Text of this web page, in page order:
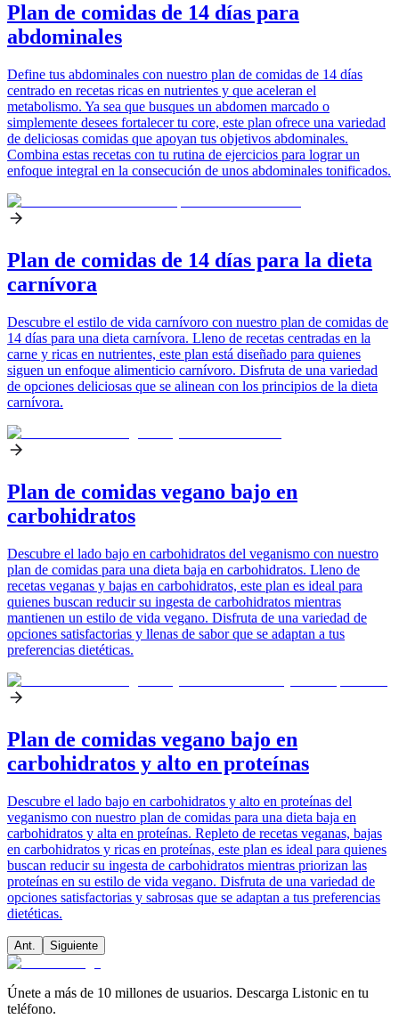
Plan de comidas de 14 días para
abdominales
Define tus abdominales con nuestro plan de comidas de 14 días
centrado en recetas ricas en nutrientes y que aceleran el
metabolismo. Ya sea que busques un abdomen marcado o
simplemente desees fortalecer tu core, este plan ofrece una variedad
de deliciosas comidas que apoyan tus objetivos abdominales.
Combina estas recetas con tu rutina de ejercicios para lograr un
enfoque integral en la consecución de unos abdominales tonificados.
Plan de comidas de 14 días para la dieta
carnívora
Descubre el estilo de vida carnívoro con nuestro plan de comidas de
14 días para una dieta carnívora. Lleno de recetas centradas en la
carne y ricas en nutrientes, este plan está diseñado para quienes
siguen un enfoque alimenticio carnívoro. Disfruta de una variedad
de opciones deliciosas que se alinean con los principios de la dieta
carnívora.
Plan de comidas vegano bajo en
carbohidratos
Descubre el lado bajo en carbohidratos del veganismo con nuestro
plan de comidas para una dieta baja en carbohidratos. Lleno de
recetas veganas y bajas en carbohidratos, este plan es ideal para
quienes buscan reducir su ingesta de carbohidratos mientras
mantienen un estilo de vida vegano. Disfruta de una variedad de
opciones satisfactorias y llenas de sabor que se adaptan a tus
preferencias dietéticas.
Plan de comidas vegano bajo en
carbohidratos y alto en proteínas
Descubre el lado bajo en carbohidratos y alto en proteínas del
veganismo con nuestro plan de comidas para una dieta baja en
carbohidratos y alta en proteínas. Repleto de recetas veganas, bajas
en carbohidratos y ricas en proteínas, este plan es ideal para quienes
buscan reducir su ingesta de carbohidratos mientras priorizan las
proteínas en su estilo de vida vegano. Disfruta de una variedad de
opciones satisfactorias y sabrosas que se adaptan a tus preferencias
dietéticas.
Ant. Siguiente
Únete a más de 10 millones de usuarios. Descarga Listonic en tu
teléfono.